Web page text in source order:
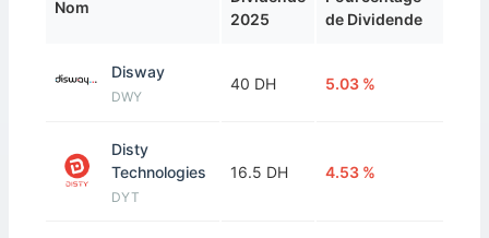
Nom
2025
de Dividende
Disway
DWY
40 DH 5.03 %
Disty
Technologies
DYT
16.5 DH 4.53 %